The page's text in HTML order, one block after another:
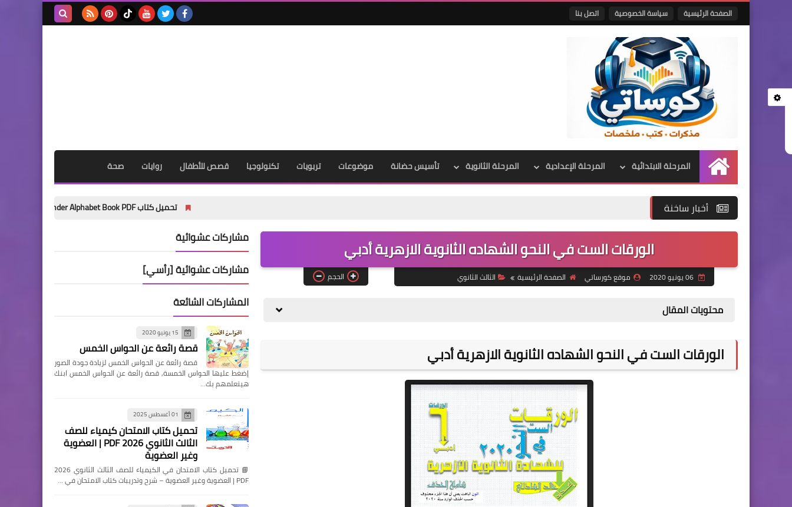
الصفحة الرئيسية سياسة الخصوصية اتصل بنا
الرئيسية
المرحلة الابتدائية المرحلة الإعدادية المرحلة الثانوية تأسيس حضانة موضوعات تربويات تكنولوجيا قصص للأطفال روايات صحة
أخبار ساخنة تحميل كتاب My Wonder Alphabet Book PDF مجانًا | أفضل كتاب لتأسيس الأطفال في الحروف الإنجليزية 2027
الورقات الست في النحو الشهاده الثانوية الازهرية أدبي
06 يونيو 2020 موقع كورساتي الصفحة الرئيسية الثالث الثانوي الحجم
محتويات المقال
الورقات الست في النحو الشهاده الثانوية الازهرية أدبي
مشاركات عشوائية
مشاركات عشوائية [رأسي]
المشاركات الشائعة
15 يونيو 2020
قصة رائعة عن الحواس الخمس
قصة رائعة عن الحواس الخمس لزيادة جودة الصور
إضغط عليها الحواس الخمسة, قصة رائعة عن الحواس الخمس ابنك
هيتعلمهم بك…
01 أغسطس 2025
تحميل كتاب الامتحان كيمياء للصف
الثالث الثانوي 2026 PDF | العضوية
وغير العضوية
📘 تحميل كتاب الامتحان في الكيمياء للصف الثالث الثانوي 2026
PDF | العضوية وغير العضوية – شرح وتدريبات كتاب الامتحان في …